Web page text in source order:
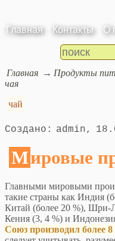
Главная Контакты О
Главная Продукты
чая
чай
admin
Мировые
Главными мировыми
такие страны как Индия
Китай (более 20 %), Шри-
Кения (3, 4 %) и
Союз производил более